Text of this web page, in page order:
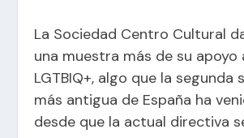
La Sociedad Centro Cultural
una muestra más de su
LGTBIQ+, algo que la segunda
más antigua de España ha
desde que la actual directiva